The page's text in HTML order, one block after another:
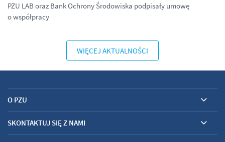
PZU LAB oraz Bank Ochrony Środowiska podpisały umowę
o współpracy
WIĘCEJ AKTUALNOŚCI
O PZU
SKONTAKTUJ SIĘ Z NAMI